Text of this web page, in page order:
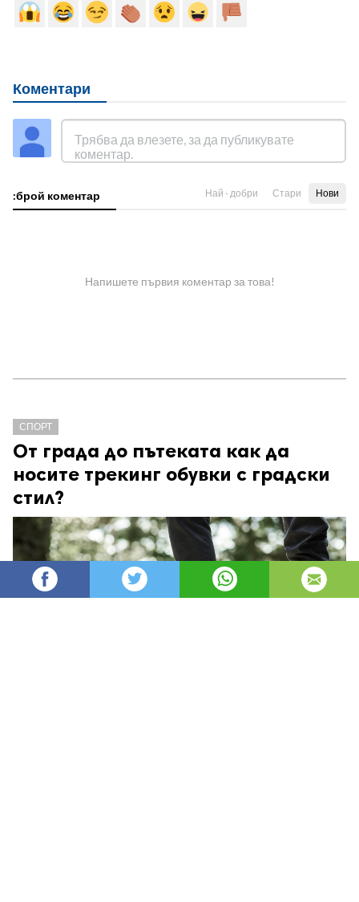
Коментари
:брой коментар Най - добри Стари Нови
Напишете първия коментар за това!
СПОРТ
От града до пътеката как да
носите трекинг обувки с градски
стил?